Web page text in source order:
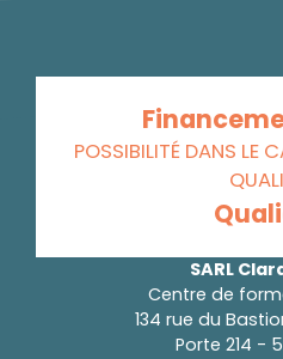
POSSIBILITÉ DANS LE
SARL
Centre de
134 rue du
Porte 214 -